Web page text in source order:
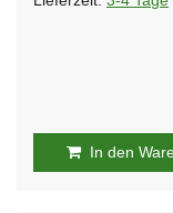
In den